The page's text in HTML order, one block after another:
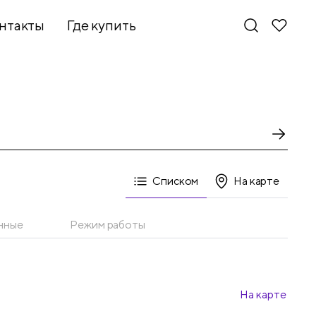
Где купить
Списком На карте
Режим работы
На карте